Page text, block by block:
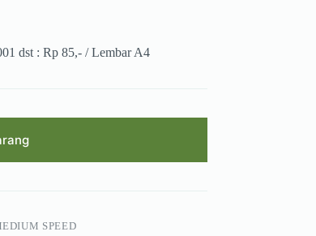
dst : Rp 85,- / Lembar A4
SPEED